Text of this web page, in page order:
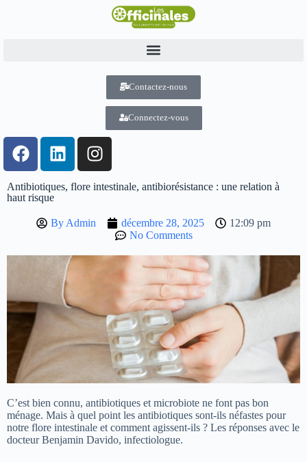
Contactez-nous
Connectez-vous
Antibiotiques, flore intestinale, antibiorésistance : une relation à
haut risque
By Admin décembre 28, 2025
12:09 pm
No Comments
C’est bien connu, antibiotiques et microbiote ne font pas bon
ménage. Mais à quel point les antibiotiques sont-ils néfastes pour
notre flore intestinale et comment agissent-ils ? Les réponses avec le
docteur Benjamin Davido, infectiologue.